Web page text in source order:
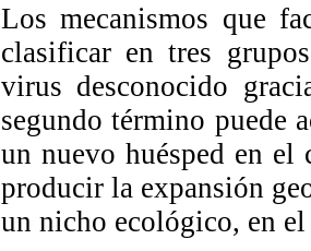
Los mecanismos que
clasificar en tres
virus desconocido
segundo término puede
un nuevo huésped en
producir la expansión
un nicho ecológico, en